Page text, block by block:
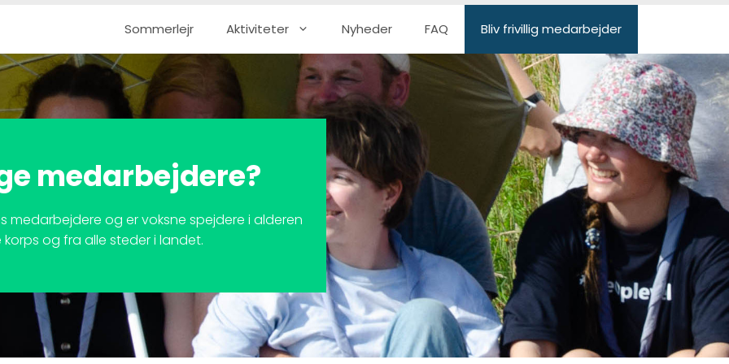
Sommerlejr Aktiviteter Nyheder FAQ Bliv frivillig medarbejder
medarbejdere?
medarbejdere og er voksne spejdere i alderen
og fra alle steder i landet.